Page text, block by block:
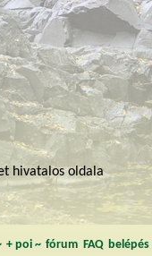
hivatalos oldala
+ poi~ fórum FAQ belépés